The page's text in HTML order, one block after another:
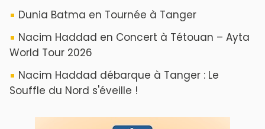
Dunia Batma en Tournée à Tanger
Nacim Haddad en Concert à Tétouan – Ayta
World Tour 2026
Nacim Haddad débarque à Tanger : Le
Souffle du Nord s'éveille !